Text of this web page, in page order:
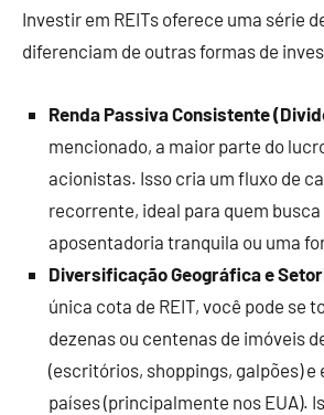
Investir em REITs oferece uma série
diferenciam de outras formas de
Renda Passiva Consistente
mencionado, a maior parte do
acionistas. Isso cria um fluxo de
recorrente, ideal para quem busca
aposentadoria tranquila ou uma
Diversificação Geográfica e
única cota de REIT, você pode se
dezenas ou centenas de imóveis
(escritórios, shoppings, galpões) e
países (principalmente nos EUA).